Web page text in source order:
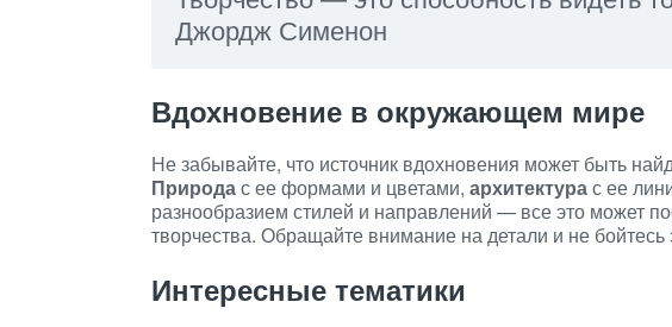
Джордж Сименон
Вдохновение в окружающем мире
Не забывайте, что источник вдохновения может быть
Природас ее формами и цветами, архитектурас ее
разнообразием стилей и направлений — все это может
творчества. Обращайте внимание на детали и не бойтесь
Интересные тематики